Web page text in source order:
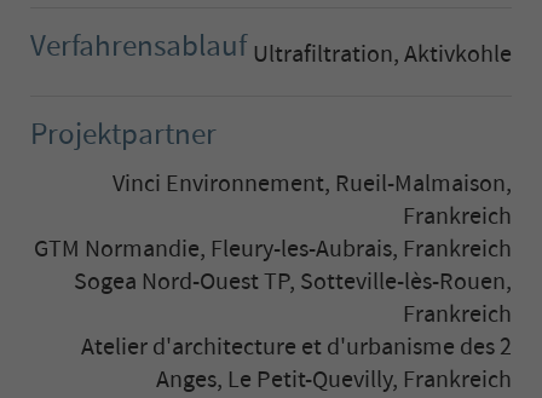
Verfahrensablauf Ultrafiltration, Aktivkohle
Projektpartner
Vinci Environnement, Rueil-Malmaison,
Frankreich
GTM Normandie, Fleury-les-Aubrais, Frankreich
Sogea Nord-Ouest TP, Sotteville-lès-Rouen,
Frankreich
Atelier d'architecture et d'urbanisme des 2
Anges, Le Petit-Quevilly, Frankreich